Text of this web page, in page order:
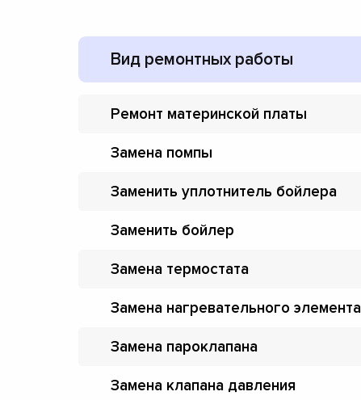
Вид ремонтных работы
Ремонт материнской платы
Замена помпы
Заменить уплотнитель бойлера
Заменить бойлер
Замена термостата
Замена нагревательного элемента
Замена пароклапана
Замена клапана давления